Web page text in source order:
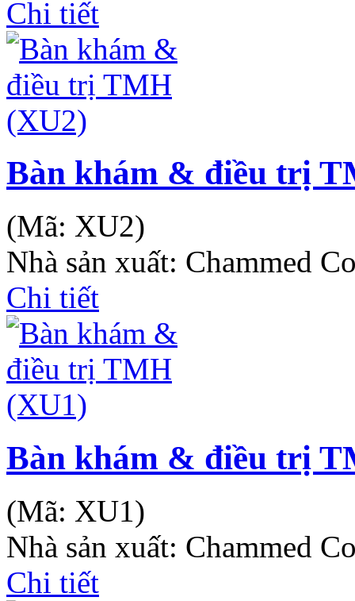
Chi tiết
Bàn khám & điều trị
(Mã: XU2)
Nhà sản xuất: Chammed
Chi tiết
Bàn khám & điều trị
(Mã: XU1)
Nhà sản xuất: Chammed
Chi tiết